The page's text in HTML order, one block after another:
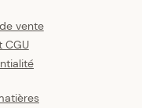
vente
CGU